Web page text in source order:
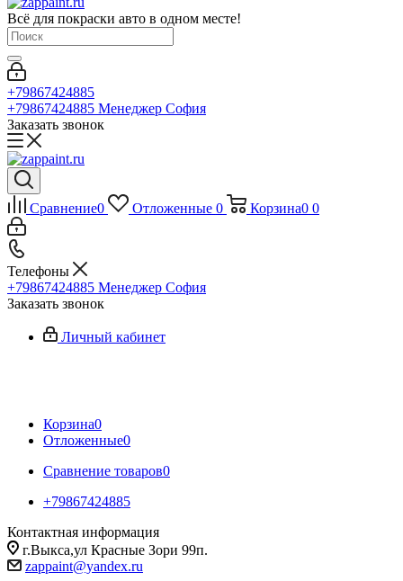
Всё для покраски авто в одном месте!
+79867424885
+79867424885 Менеджер София
Заказать звонок
Сравнение0 Отложенные 0 Корзина0 0
Телефоны
+79867424885 Менеджер София
Заказать звонок
Личный кабинет
Корзина0
Отложенные0
Сравнение товаров0
+79867424885
Контактная информация
г.Выкса,ул Красные Зори 99п.
zappaint@yandex.ru